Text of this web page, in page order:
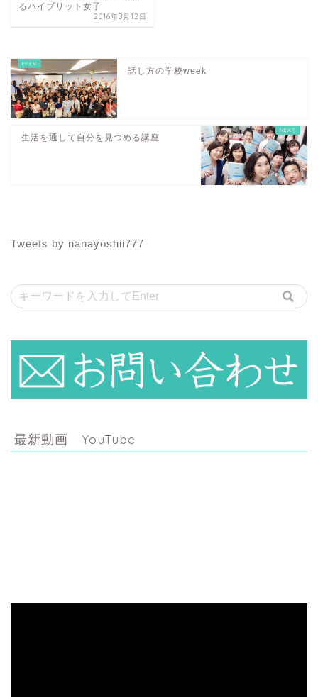
るハイブリット女子
2016年8月12日
話し方の学校week
生活を通して自分を見つめる講座
Tweets by nanayoshii777
最新動画 YouTube